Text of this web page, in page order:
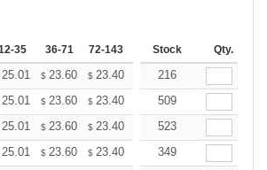
35 36-71 72-143 144-287 288 + More
Stock Qty.
25.01 $ 23.60 $ 23.40 22.99
216
25.01 $ 23.60 $ 23.40 22.99
509
25.01 $ 23.60 $ 23.40 22.99
523
25.01 $ 23.60 $ 23.40 22.99
349